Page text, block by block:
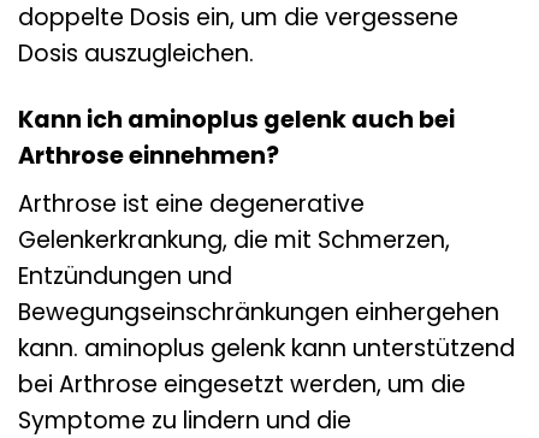
doppelte Dosis ein, um die vergessene
Dosis auszugleichen.
Kann ich aminoplus gelenk auch bei
Arthrose einnehmen?
Arthrose ist eine degenerative
Gelenkerkrankung, die mit Schmerzen,
Entzündungen und
Bewegungseinschränkungen einhergehen
kann. aminoplus gelenk kann unterstützend
bei Arthrose eingesetzt werden, um die
Symptome zu lindern und die